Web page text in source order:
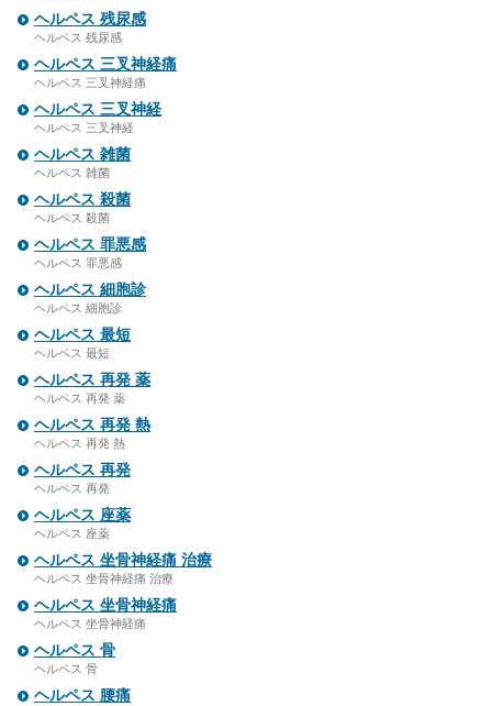
ヘルペス 残尿感
ヘルペス 残尿感
ヘルペス 三叉神経痛
ヘルペス 三叉神経痛
ヘルペス 三叉神経
ヘルペス 三叉神経
ヘルペス 雑菌
ヘルペス 雑菌
ヘルペス 殺菌
ヘルペス 殺菌
ヘルペス 罪悪感
ヘルペス 罪悪感
ヘルペス 細胞診
ヘルペス 細胞診
ヘルペス 最短
ヘルペス 最短
ヘルペス 再発 薬
ヘルペス 再発 薬
ヘルペス 再発 熱
ヘルペス 再発 熱
ヘルペス 再発
ヘルペス 再発
ヘルペス 座薬
ヘルペス 座薬
ヘルペス 坐骨神経痛 治療
ヘルペス 坐骨神経痛 治療
ヘルペス 坐骨神経痛
ヘルペス 坐骨神経痛
ヘルペス 骨
ヘルペス 骨
ヘルペス 腰痛